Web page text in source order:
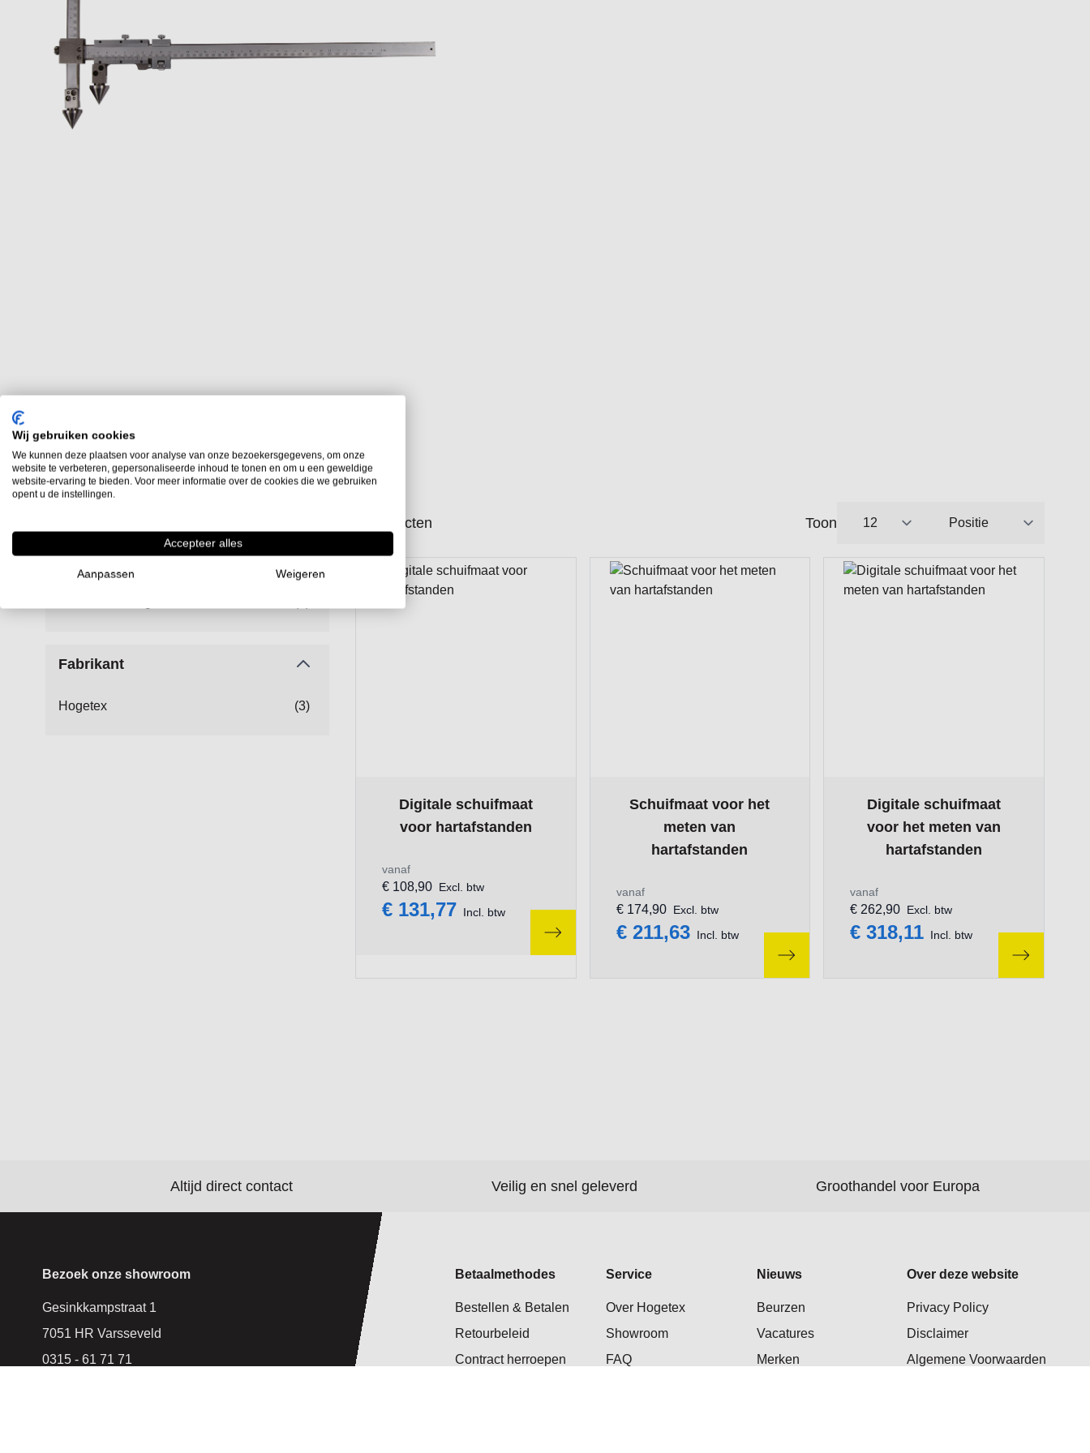
Filter op
€ 100,00-€ 199,99
(2)
Fabrikant
Hogetex (3)
producten Toon
per pagina Sorteer op
Digitale schuifmaat
voor hartafstanden
vanaf
€ 131,77 Incl. btw
€ 108,90 Excl. btw
Schuifmaat voor het
meten van
hartafstanden
vanaf
€ 211,63 Incl. btw
€ 174,90 Excl. btw
Digitale schuifmaat
voor het meten van
hartafstanden
vanaf
€ 318,11 Incl. btw
€ 262,90 Excl. btw
Altijd direct contact Veilig en snel geleverd Groothandel voor Europa
Bezoek onze showroom
Gesinkkampstraat 1
7051 HR Varsseveld
0315 - 61 71 71
Betaalmethodes
Bestellen & Betalen
Retourbeleid
Contract herroepen
Service
Over Hogetex
Showroom
FAQ
Nieuws
Beurzen
Vacatures
Merken
Over deze website
Privacy Policy
Disclaimer
Algemene Voorwaarden
Wij gebruiken cookies
We kunnen deze plaatsen voor analyse van onze bezoekersgegevens, om onze
website te verbeteren, gepersonaliseerde inhoud te tonen en om u een geweldige
website-ervaring te bieden. Voor meer informatie over de cookies die we gebruiken
opent u de instellingen.
Accepteer alles
Aanpassen Weigeren